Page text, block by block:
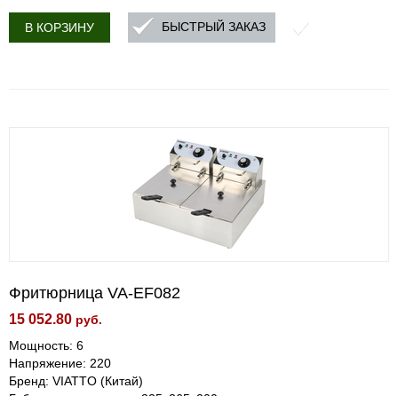
В КОРЗИНУ БЫСТРЫЙ ЗАКАЗ
Фритюрница VA-EF082
15 052.80 руб.
Мощность: 6
Напряжение: 220
Бренд: VIATTO (Китай)